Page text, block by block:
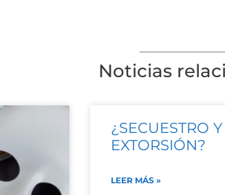
Noticias
¿SECUESTRO Y
EXTORSIÓN?
LEER MÁS »